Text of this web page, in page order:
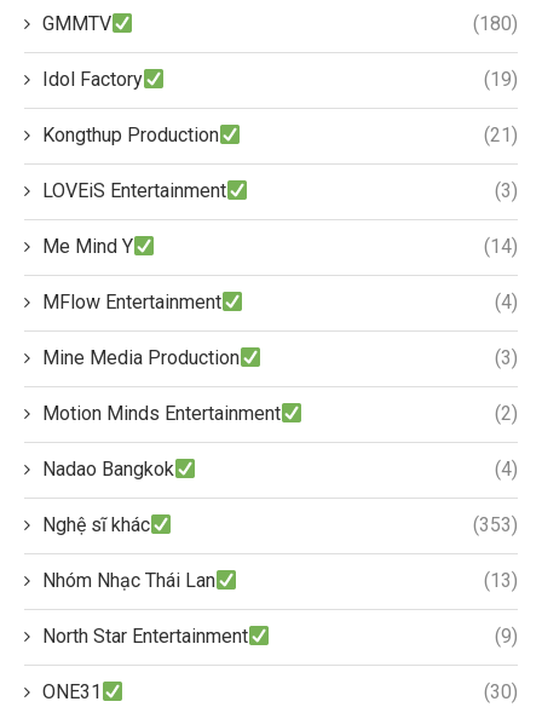
GMMTV (180)
Idol Factory (19)
Kongthup Production (21)
LOVEiS Entertainment (3)
Me Mind Y (14)
MFlow Entertainment (4)
Mine Media Production (3)
Motion Minds Entertainment (2)
Nadao Bangkok (4)
Nghệ sĩ khác (353)
Nhóm Nhạc Thái Lan (13)
North Star Entertainment (9)
ONE31 (30)